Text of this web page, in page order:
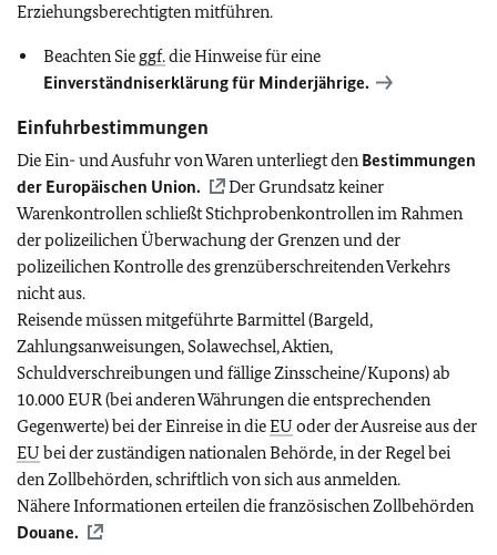
Erziehungsberechtigten mitführen.
Beachten Sie ggf.die Hinweise für eine
Einverständniserklärung für Minderjährige.
Einfuhrbestimmungen
Die Ein- und Ausfuhr von Waren unterliegt den Bestimmungen
der Europäischen Union.
Der Grundsatz keiner
Warenkontrollen schließt Stichprobenkontrollen im Rahmen
der polizeilichen Überwachung der Grenzen und der
polizeilichen Kontrolle des grenzüberschreitenden Verkehrs
nicht aus.
Reisende müssen mitgeführte Barmittel (Bargeld,
Zahlungsanweisungen, Solawechsel, Aktien,
Schuldverschreibungen und fällige Zinsscheine/Kupons) ab
10.000 EUR (bei anderen Währungen die entsprechenden
Gegenwerte) bei der Einreise in dieEU oder der Ausreise aus der
EU bei der zuständigen nationalen Behörde, in der Regel bei
den Zollbehörden, schriftlich von sich aus anmelden.
Nähere Informationen erteilen die französischen Zollbehörden
Douane.